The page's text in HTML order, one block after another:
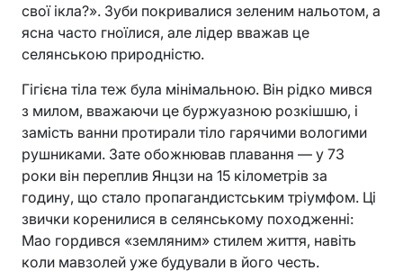
свої ікла?». Зуби покривалися зеленим нальотом, а
ясна часто гноїлися, але лідер вважав це
селянською природністю.
Гігієна тіла теж була мінімальною. Він рідко мився
з милом, вважаючи це буржуазною розкішшю, і
замість ванни протирали тіло гарячими вологими
рушниками. Зате обожнював плавання — у 73
роки він переплив Янцзи на 15 кілометрів за
годину, що стало пропагандистським тріумфом. Ці
звички коренилися в селянському походженні:
Мао гордився «земляним» стилем життя, навіть
коли мавзолей уже будували в його честь.